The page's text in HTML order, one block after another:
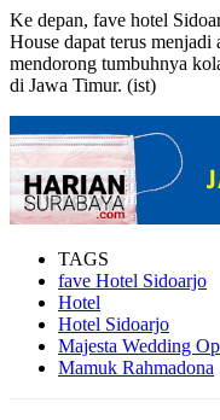
Ke depan, fave hotel
House dapat terus
mendorong tumbuhnya
di Jawa Timur. (ist)
TAGS
fave Hotel Sidoarjo
Hotel
Hotel Sidoarjo
Majesta Wedding
Mamuk Rahmadona